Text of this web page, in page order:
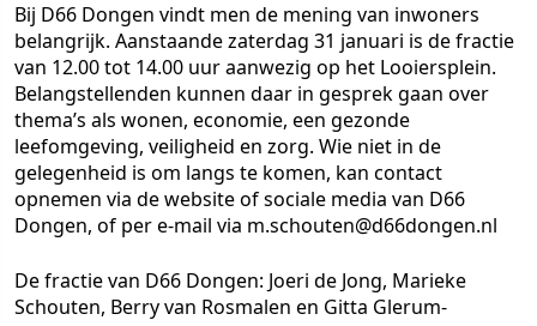
Bij D66 Dongen vindt men de mening van inwoners
belangrijk. Aanstaande zaterdag 31 januari is de fractie
van 12.00 tot 14.00 uur aanwezig op het Looiersplein.
Belangstellenden kunnen daar in gesprek gaan over
thema’s als wonen, economie, een gezonde
leefomgeving, veiligheid en zorg. Wie niet in de
gelegenheid is om langs te komen, kan contact
opnemen via de website of sociale media van D66
Dongen, of per e-mail via m.schouten@d66dongen.nl
De fractie van D66 Dongen: Joeri de Jong, Marieke
Schouten, Berry van Rosmalen en Gitta Glerum-